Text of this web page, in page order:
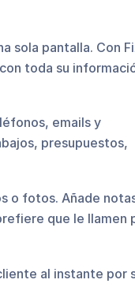
sola pantalla. Con
toda su
emails y
presupuestos,
o fotos. Añade
que le llamen
al instante por